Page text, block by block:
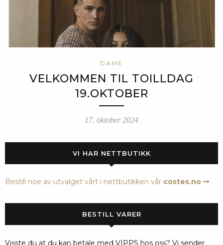
DAME
VELKOMMEN TIL TOILLDAG
19.OKTOBER
17. oktober 2024
VI HAR NETTBUTIKK
Bestill noe av utvalget vårt i nettbutikken vår costes.no
BESTILL VARER
Visste du at du kan betale med VIPPS hos oss? Vi sender